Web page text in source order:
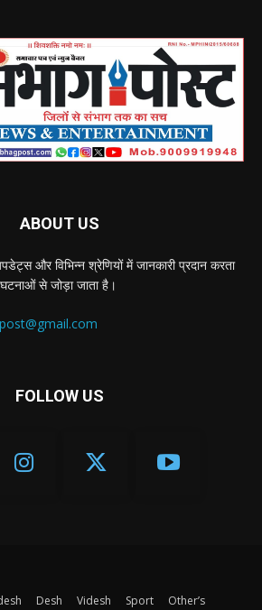
ABOUT US
और विभिन्न श्रेणियों में जानकारी प्रदान करता
से जोड़ा जाता है।
FOLLOW US
Desh Videsh Sport Other’s